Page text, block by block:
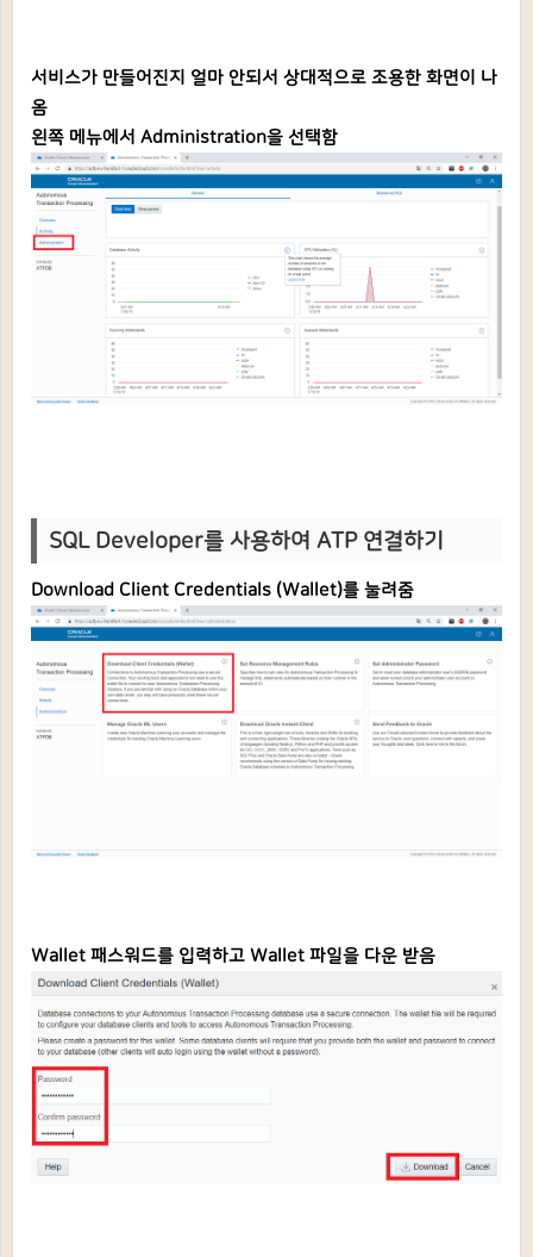
서비스가 만들어진지 얼마 안되서 상대적으로 조용한 화면이 나
옴
왼쪽 메뉴에서 Administration을 선택함
SQL Developer를 사용하여 ATP 연결하기
Download Client Credentials (Wallet)를 눌려줌
Wallet 패스워드를 입력하고 Wallet 파일을 다운 받음